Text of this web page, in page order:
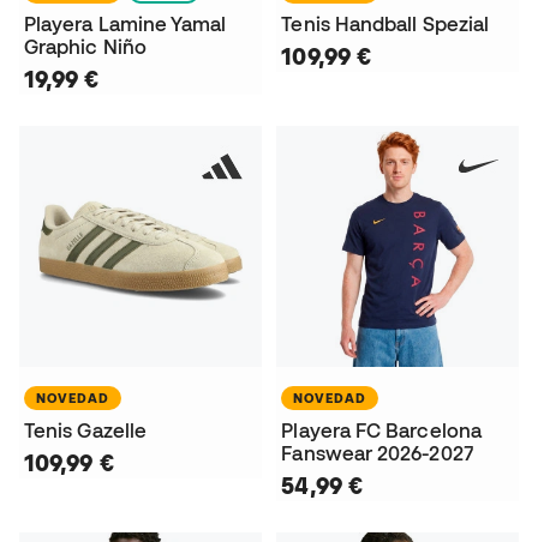
Playera Lamine Yamal
Graphic Niño
19,99 €
Tenis Handball Spezial
109,99 €
NOVEDAD
Tenis Gazelle
109,99 €
NOVEDAD
Playera FC Barcelona
Fanswear 2026-2027
54,99 €